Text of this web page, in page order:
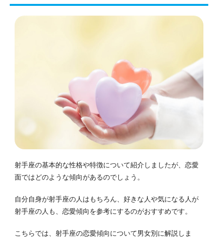
射手座の基本的な性格や特徴について紹介しましたが、恋愛
面ではどのような傾向があるのでしょう。
自分自身が射手座の人はもちろん、好きな人や気になる人が
射手座の人も、恋愛傾向を参考にするのがおすすめです。
こちらでは、射手座の恋愛傾向について男女別に解説しま